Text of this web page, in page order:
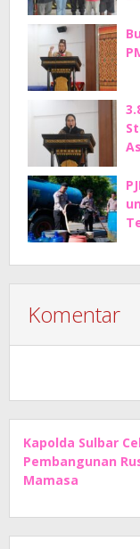
Komentar
Kapolda Sulbar
Pembangunan
Mamasa